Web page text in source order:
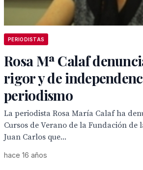
PERIODISTAS
Rosa Mª Calaf
rigor y de
periodismo
La periodista Rosa María Calaf ha
Cursos de Verano de la Fundación de
Juan Carlos que...
hace 16 años